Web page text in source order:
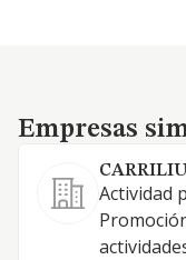
Empresas similares
Empresas
Actividad